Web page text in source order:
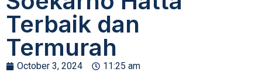
Terbaik dan
Termurah
October 3, 2024
11:25 am